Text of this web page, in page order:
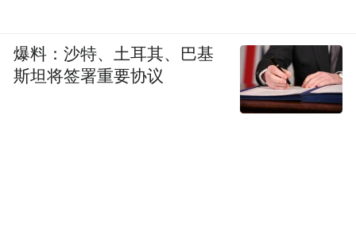
爆料：沙特、土耳其、巴基
斯坦将签署重要协议